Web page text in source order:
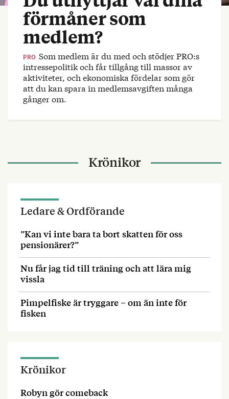
förmåner som
medlem?
PRO Som medlem är du med och stödjer PRO:s
intressepolitik och får tillgång till massor av
aktiviteter, och ekonomiska fördelar som gör
att du kan spara in medlemsavgiften många
gånger om.
Krönikor
Ledare & Ordförande
”Kan vi inte bara ta bort skatten för oss
pensionärer?”
Nu får jag tid till träning och att lära mig
vissla
Pimpelfiske är tryggare – om än inte för
fisken
Krönikor
Robyn gör comeback